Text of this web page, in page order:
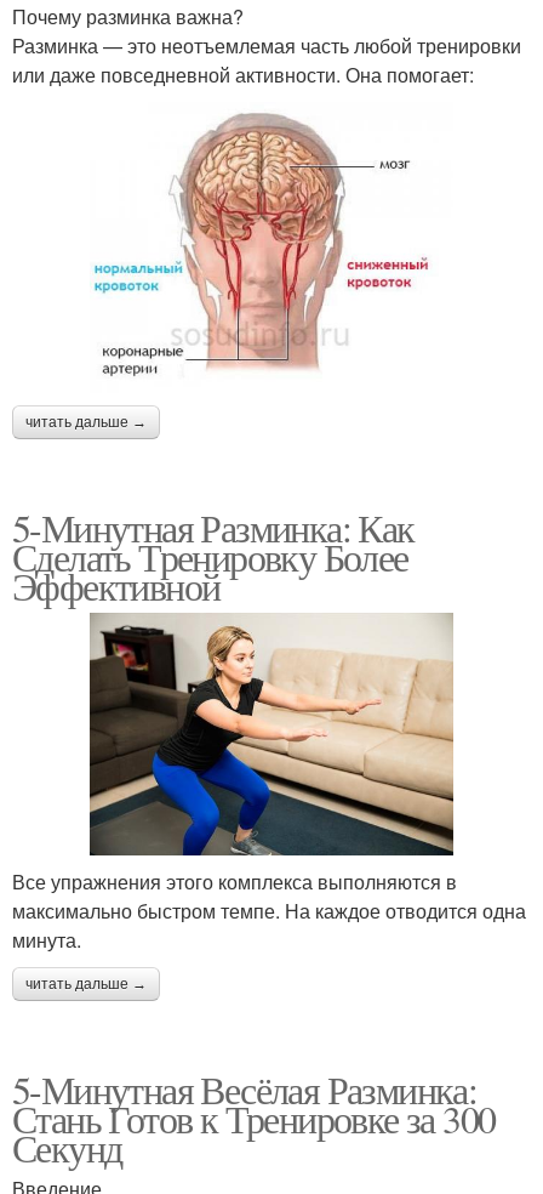
Почему разминка важна?
Разминка — это неотъемлемая часть любой тренировки
или даже повседневной активности. Она помогает:
читать дальше →
5-Минутная Разминка: Как
Сделать Тренировку Более
Эффективной
Все упражнения этого комплекса выполняются в
максимально быстром темпе. На каждое отводится одна
минута.
читать дальше →
5-Минутная Весёлая Разминка:
Стань Готов к Тренировке за 300
Секунд